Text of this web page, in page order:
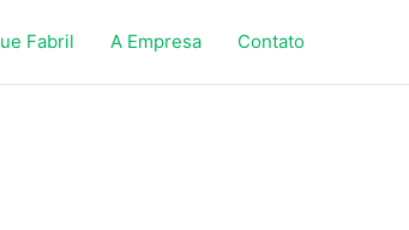
Fabril A Empresa Contato